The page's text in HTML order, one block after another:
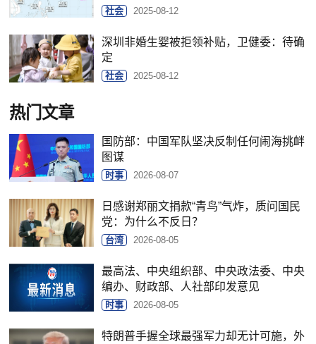
社会 2025-08-12
深圳非婚生婴被拒领补贴，卫健委：待确
定
社会 2025-08-12
热门文章
国防部：中国军队坚决反制任何闹海挑衅
图谋
时事 2026-08-07
日感谢郑丽文捐款“青鸟”气炸，质问国民
党：为什么不反日？
台湾 2026-08-05
最高法、中央组织部、中央政法委、中央
编办、财政部、人社部印发意见
时事 2026-08-05
特朗普手握全球最强军力却无计可施，外